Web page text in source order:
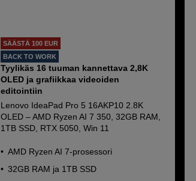
SÄÄSTÄ 100 EUR
BACK TO WORK
Tyylikäs 16 tuuman kannettava 2,8K
OLED ja grafiikkaa videoiden
editointiin
Lenovo IdeaPad Pro 5 16AKP10 2.8K
OLED – AMD Ryzen AI 7 350, 32GB RAM,
1TB SSD, RTX 5050, Win 11
AMD Ryzen AI 7-prosessori
32GB RAM ja 1TB SSD